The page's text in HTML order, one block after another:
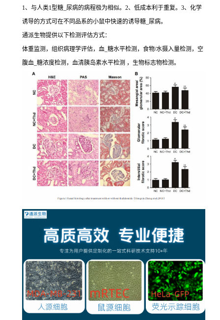
1、与人类1型糖_尿病的病程极为相似。2、低成本利于重复。3、化学
诱导的方式可在不同品系的小鼠中快速的诱导糖_尿病。
通派生物提供以下检测评估方式：
体重监测，组织病理学评估，血_糖水平检测，食物/水摄入量检测，空
腹血_糖浓度检测，血清胰岛素水平检测 ，生物标志物检测。